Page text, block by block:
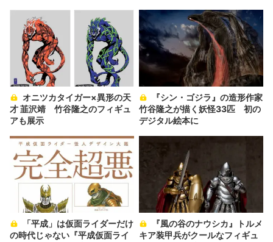
才 韮沢靖 竹谷隆之のフィギュ
アも展示
竹谷隆之が描く妖怪33匹 初の
デジタル絵本に
の時代じゃない『平成仮面ライ
キア装甲兵がクールなフィギュ